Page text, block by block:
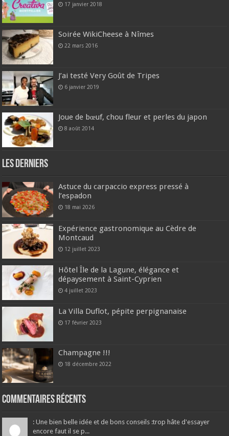
17 janvier 2018
Soirée WikiCheese à Nîmes
22 mars 2016
J’ai testé Very Goût de Tripes
6 janvier 2019
Joue de bœuf, chou fleur et perles du japon
8 août 2014
Les derniers
Astuce du carpaccio express pressé à
l’espadon
18 mai 2026
Expérience gastronomique au Cèdre de
Montcaud
12 juillet 2023
Hôtel Île de la Lagune, élégance et
dépaysement à Saint-Cyprien
4 juillet 2023
La Villa Duflot, pépite perpignanaise
17 février 2023
Champagne !!!
18 décembre 2022
Commentaires récents
: Une bien belle idée et de bons conseils :trop hâte d'essayer
encore faut il se p...